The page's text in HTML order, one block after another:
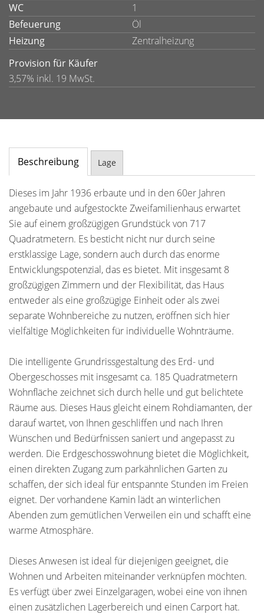
WC
1
Befeuerung
Öl
Heizung
Zentralheizung
Provision für Käufer
3,57% inkl. 19 MwSt.
Beschreibung Lage
Dieses im Jahr 1936 erbaute und in den 60er Jahren
angebaute und aufgestockte Zweifamilienhaus erwartet
Sie auf einem großzügigen Grundstück von 717
Quadratmetern. Es besticht nicht nur durch seine
erstklassige Lage, sondern auch durch das enorme
Entwicklungspotenzial, das es bietet. Mit insgesamt 8
großzügigen Zimmern und der Flexibilität, das Haus
entweder als eine großzügige Einheit oder als zwei
separate Wohnbereiche zu nutzen, eröffnen sich hier
vielfältige Möglichkeiten für individuelle Wohnträume.
Die intelligente Grundrissgestaltung des Erd- und
Obergeschosses mit insgesamt ca. 185 Quadratmetern
Wohnfläche zeichnet sich durch helle und gut belichtete
Räume aus. Dieses Haus gleicht einem Rohdiamanten, der
darauf wartet, von Ihnen geschliffen und nach Ihren
Wünschen und Bedürfnissen saniert und angepasst zu
werden. Die Erdgeschosswohnung bietet die Möglichkeit,
einen direkten Zugang zum parkähnlichen Garten zu
schaffen, der sich ideal für entspannte Stunden im Freien
eignet. Der vorhandene Kamin lädt an winterlichen
Abenden zum gemütlichen Verweilen ein und schafft eine
warme Atmosphäre.
Dieses Anwesen ist ideal für diejenigen geeignet, die
Wohnen und Arbeiten miteinander verknüpfen möchten.
Es verfügt über zwei Einzelgaragen, wobei eine von ihnen
einen zusätzlichen Lagerbereich und einen Carport hat.